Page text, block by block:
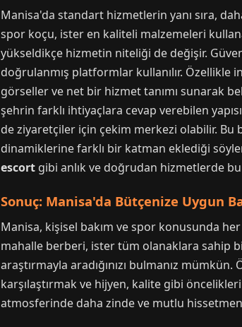
Manisa'da standart hizmetlerin yanı sıra,
spor koçu, ister en kaliteli malzemeleri
yükseldikçe hizmetin niteliği de değişir.
doğrulanmış platformlar kullanılır. Özellikle
görseller ve net bir hizmet tanımı sunarak
şehrin farklı ihtiyaçlara cevap verebilen
de ziyaretçiler için çekim merkezi olabilir. Bu
dinamiklerine farklı bir katman eklediği
escort gibi anlık ve doğrudan hizmetlerde
Sonuç: Manisa'da Bütçenize Uygun
Manisa, kişisel bakım ve spor konusunda
mahalle berberi, ister tüm olanaklara sahip
araştırmayla aradığınızı bulmanız
karşılaştırmak ve hijyen, kalite gibi
atmosferinde daha zinde ve mutlu